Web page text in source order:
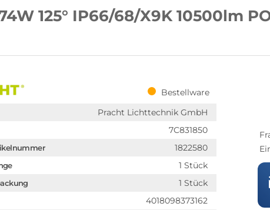
125° IP66/68/X9K 10500lm
Bestellware
Pracht Lichttechnik GmbH
7C831850
1822580
1 Stück
1 Stück
4018098373162